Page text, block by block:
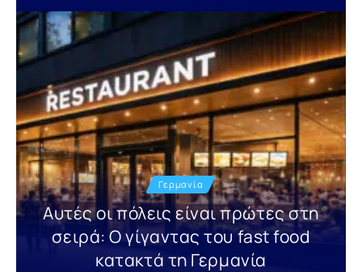
Γερμανία
Αυτές οι πόλεις είναι πρώτες στη
σειρά: Ο γίγαντας του fast food
κατακτά τη Γερμανία